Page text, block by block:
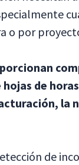
o por
de
la
de